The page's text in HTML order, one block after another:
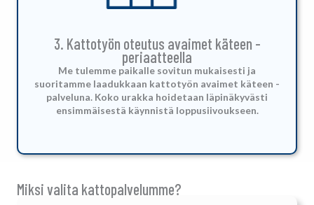
3. Kattotyön oteutus avaimet käteen -
periaatteella
Me tulemme paikalle sovitun mukaisesti ja
suoritamme laadukkaan kattotyön avaimet käteen -
palveluna. Koko urakka hoidetaan läpinäkyvästi
ensimmäisestä käynnistä loppusiivoukseen.
Miksi valita kattopalvelumme?